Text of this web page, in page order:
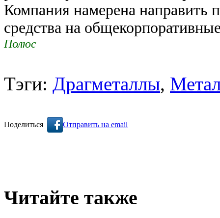
Компания намерена направить
средства на
Полюс
Тэги: Драгметаллы,
Поделиться Отправить на email
Читайте также